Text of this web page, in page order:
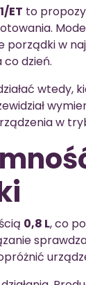
ET to
w
dzień.
wtedy,
w
0,8 L, co